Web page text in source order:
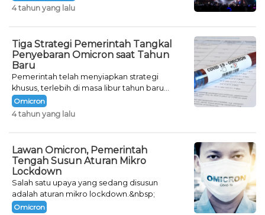
4 tahun yang lalu
Tiga Strategi Pemerintah Tangkal
Penyebaran Omicron saat Tahun
Baru
Pemerintah telah menyiapkan strategi
khusus, terlebih di masa libur tahun baru
seperti saat ini.
Omicron
4 tahun yang lalu
Lawan Omicron, Pemerintah
Tengah Susun Aturan Mikro
Lockdown
Salah satu upaya yang sedang disusun
adalah aturan mikro lockdown.&nbsp;
Omicron